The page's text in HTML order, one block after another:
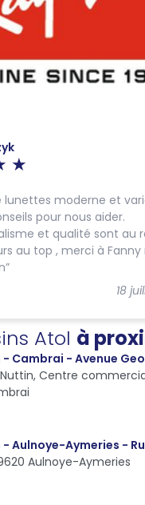
18
lunettes moderne et
pour nous aider.
et qualité sont au
au top , merci à Fanny
Atol à
Cambrai - Avenue
Centre
Aulnoye-Aymeries -
Aulnoye-Aymeries